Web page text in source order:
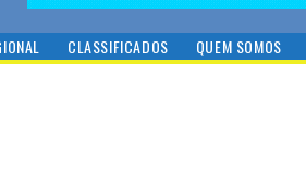
CLASSIFICADOS QUEM SOMOS